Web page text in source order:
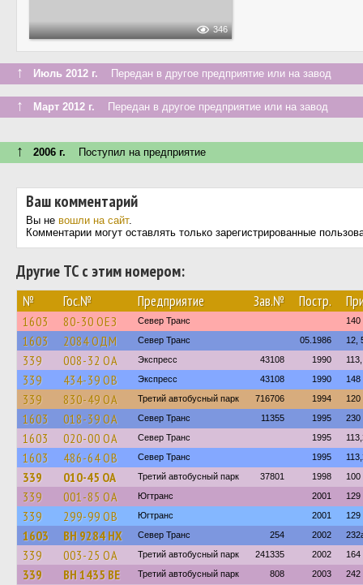
346
↑ Июль 2012 г. Передан в другое предприятие или на завод
↑ Март 2012 г. Передан в другое предприятие или на завод
↑ 2006 г. Поступил на предприятие
Ваш комментарий
Вы не вошли на сайт.
Комментарии могут оставлять только зарегистрированные
Другие ТС с этим номером:
№ Гос.№ Предприятие Зав.№ Постр.
1603 80-30 ОЕЗ Север Транс 140
1603 2084 ОДМ Север Транс 05.1986 12,
339 008-32 ОА Экспресс 43108 1990
339 434-39 ОВ Экспресс 43108 1990 148
339 830-49 ОА Третий автобусный парк 716706 1994 120
1603 018-39 ОА Север Транс 11355 1995 230
1603 020-00 ОА Север Транс 1995
1603 486-64 ОВ Север Транс 1995
339 010-45 ОА Третий автобусный парк 37801 1998 100
339 001-85 ОА Югтранс 2001 129
339 299-99 ОВ Югтранс 2001 129
1603 BH 9284 HX Север Транс 254 2002
339 003-25 ОА Третий автобусный парк 241335 2002 164
339 BH 1435 BE Третий автобусный парк 808 2003 242